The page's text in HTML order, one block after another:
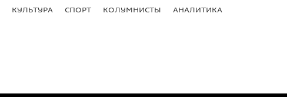
КУЛЬТУРА СПОРТ КОЛУМНИСТЫ АНАЛИТИКА